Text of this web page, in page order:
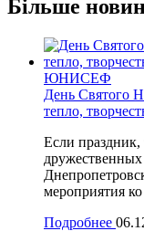
Більше
ЮНИСЕФ
День Святого
тепло,
Eсли праздник,
мероприятия
Подробнее